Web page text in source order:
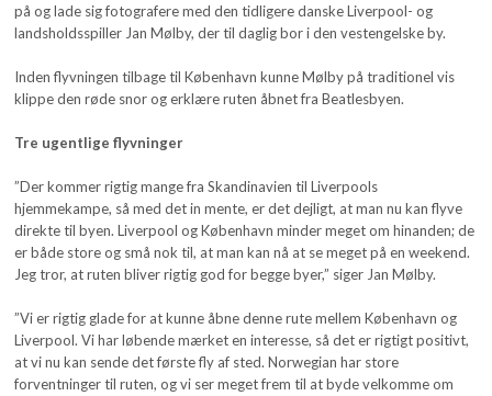
på og lade sig fotografere med den tidligere danske Liverpool- og
landsholdsspiller Jan Mølby, der til daglig bor i den vestengelske by.
Inden flyvningen tilbage til København kunne Mølby på traditionel vis
klippe den røde snor og erklære ruten åbnet fra Beatlesbyen.
Tre ugentlige flyvninger
”Der kommer rigtig mange fra Skandinavien til Liverpools
hjemmekampe, så med det in mente, er det dejligt, at man nu kan flyve
direkte til byen. Liverpool og København minder meget om hinanden; de
er både store og små nok til, at man kan nå at se meget på en weekend.
Jeg tror, at ruten bliver rigtig god for begge byer,” siger Jan Mølby.
”Vi er rigtig glade for at kunne åbne denne rute mellem København og
Liverpool. Vi har løbende mærket en interesse, så det er rigtigt positivt,
at vi nu kan sende det første fly af sted. Norwegian har store
forventninger til ruten, og vi ser meget frem til at byde velkomme om